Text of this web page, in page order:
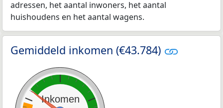
adressen, het aantal inwoners, het aantal
huishoudens en het aantal wagens.
Gemiddeld inkomen (€43.784)
Inkomen